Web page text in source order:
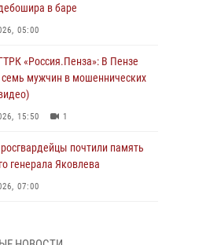
в баре
05:00
«Россия.Пенза»: В Пензе
мужчин в мошеннических
15:50 1
почтили память
генерала Яковлева
07:00